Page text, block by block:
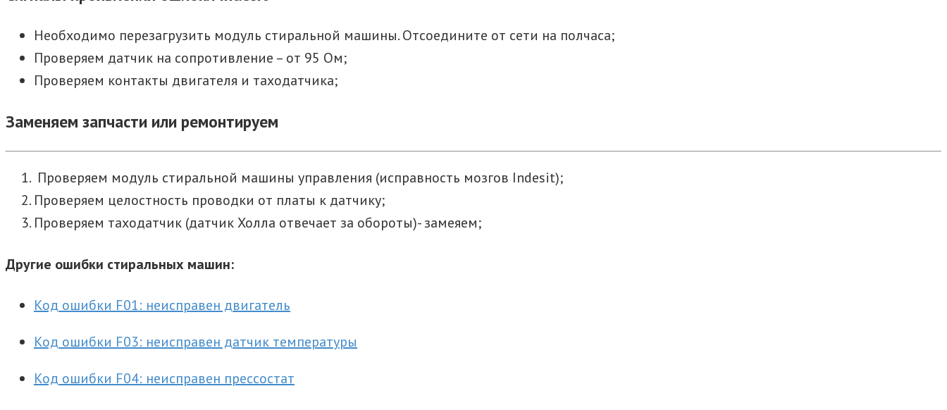
Необходимо перезагрузить модуль стиральной машины. Отсоедините от сети на полчаса;
Проверяем датчик на сопротивление – от 95 Ом;
Проверяем контакты двигателя и таходатчика;
Заменяем запчасти или ремонтируем
Проверяем модуль стиральной машины управления (исправность мозгов Indesit);
Проверяем целостность проводки от платы к датчику;
Проверяем таходатчик (датчик Холла отвечает за обороты)- замеяем;
Другие ошибки стиральных машин:
Код ошибки F01: неисправен двигатель
Код ошибки F03: неисправен датчик температуры
Код ошибки F04: неисправен прессостат